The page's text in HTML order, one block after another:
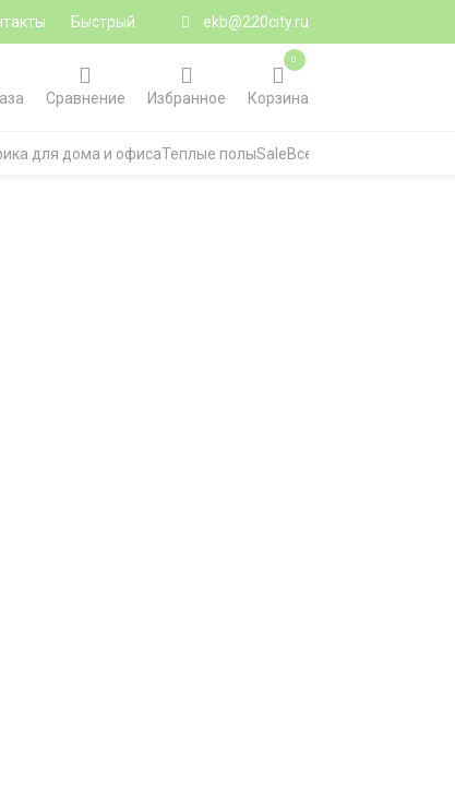
Быстрый
ekb@220city.ru
Сравнение Избранное Корзина
0
для дома и офисаТеплые полыSaleВсе категории